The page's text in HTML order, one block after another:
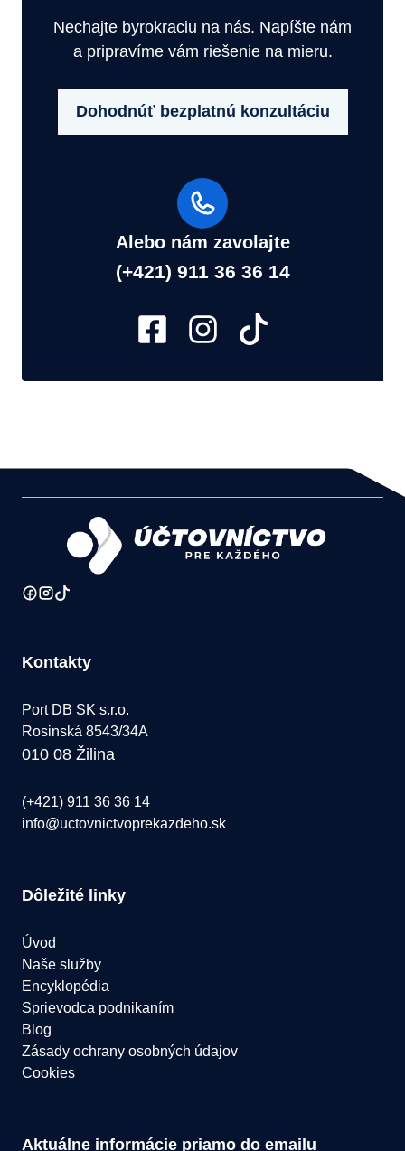
Nechajte byrokraciu na nás. Napíšte nám
a pripravíme vám riešenie na mieru.
Dohodnúť bezplatnú konzultáciu
Alebo nám zavolajte
(+421) 911 36 36 14
Kontakty
Port DB SK s.r.o.
Rosinská 8543/34A
010 08 Žilina
(+421) 911 36 36 14
info@uctovnictvoprekazdeho.sk
Dôležité linky
Úvod
Naše služby
Encyklopédia
Sprievodca podnikaním
Blog
Zásady ochrany osobných údajov
Cookies
Aktuálne informácie priamo do emailu